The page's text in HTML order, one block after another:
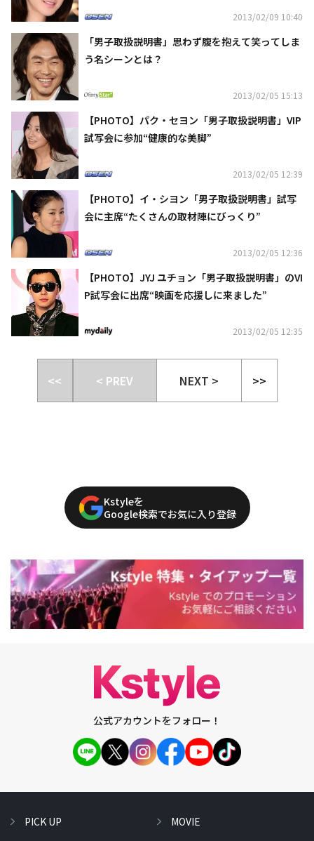
2013/02/09 10:40
「男子取扱説明書」思わず腹を抱えて笑ってしま
う名シーンとは？
2013/02/05 15:13
【PHOTO】パク・セヨン「男子取扱説明書」VIP
試写会に参加“健康的な美脚”
2013/02/05 12:39
【PHOTO】イ・シヨン「男子取扱説明書」試写
会に主席“たくさんの取材陣にびっくり”
2013/02/05 12:36
【PHOTO】JYJ ユチョン「男子取扱説明書」のVI
P試写会に出席“映画を応援しに来ました”
2013/02/05 12:35
<< < PREV NEXT > >>
Kstyleを
Google検索でお気に入り登録
公式アカウントをフォロー！
PICK UP MOVIE